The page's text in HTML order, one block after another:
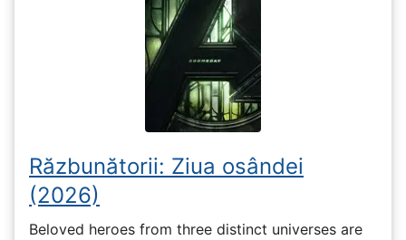
Răzbunătorii: Ziua osândei
(2026)
Beloved heroes from three distinct universes are